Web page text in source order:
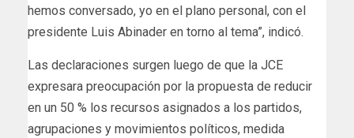
hemos conversado, yo en el plano personal, con el
presidente Luis Abinader en torno al tema”, indicó.
Las declaraciones surgen luego de que la JCE
expresara preocupación por la propuesta de reducir
en un 50 % los recursos asignados a los partidos,
agrupaciones y movimientos políticos, medida